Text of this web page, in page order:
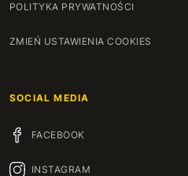
POLITYKA PRYWATNOŚCI
ZMIEŃ USTAWIENIA COOKIES
SOCIAL MEDIA
FACEBOOK
INSTAGRAM